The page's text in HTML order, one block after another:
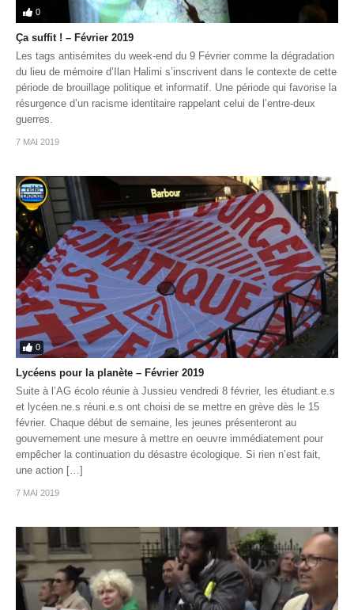
0
Ça suffit ! – Février 2019
Les tags antisémites du week-end du 9 Février comme la dégradation
du lieu de mémoire d’Ilan Halimi s’inscrivent dans le contexte de cette
période de brouillage politique et informatif. Une période qui favorise la
résurgence d’un racisme identitaire rappelant celui de l’entre-deux
guerres.
7 MAI 2019
0
Lycéens pour la planète – Février 2019
Suite à l’AG écolo réunie à Jussieu vendredi 8 février, les étudiant.e.s
et lycéen.ne.s réuni.e.s ont choisi de se mettre en grève dès le 15
février. Chaque début de semaine, les jeunes présenteront au
gouvernement une mesure à mettre en oeuvre immédiatement pour
empêcher la continuation du désastre écologique. Si rien n’est fait,
une action […]
7 MAI 2019